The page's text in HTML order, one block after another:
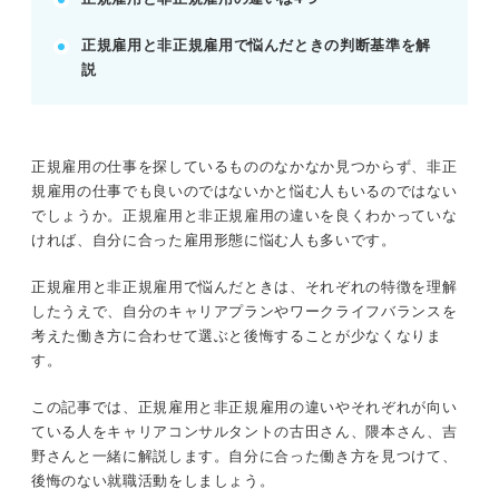
勤務先の正社員登用制度の有無を確認し活用を検討
する。
規雇用向けの制度も活用する。
記事の該当箇所を見る
正規雇用と非正規雇用の違いは働き方の自由度
や安定感
非正規雇用を選ぶ人の割合は約4割と少なくな
つの違い
雇用形態を理解！ 正規雇用と非正規雇用の種
類
正規雇用と非正規雇用で悩んだときの判断基準を解
説
正規雇用の仕事を探しているもののなかなか見つからず、非正
規雇用の仕事でも良いのではないかと悩む人もいるのではない
でしょうか。正規雇用と非正規雇用の違いを良くわかっていな
ければ、自分に合った雇用形態に悩む人も多いです。
正規雇用と非正規雇用で悩んだときは、それぞれの特徴を理解
したうえで、自分のキャリアプランやワークライフバランスを
考えた働き方に合わせて選ぶと後悔することが少なくなりま
す。
この記事では、正規雇用と非正規雇用の違いやそれぞれが向い
ている人をキャリアコンサルタントの古田さん、隈本さん、吉
野さんと一緒に解説します。自分に合った働き方を見つけて、
後悔のない就職活動をしましょう。